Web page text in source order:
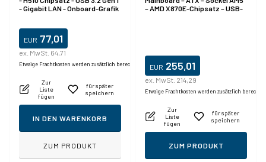
- Gigabit LAN - Onboard-Grafik
EUR 77,01
ex. MwSt. 64,71
Etwaige Frachtkosten werden zusätzlich berechnet.
Zur
Liste
fügen
für später
speichern
IN DEN WARENKORB
ZUM PRODUKT
– AMD X870E-Chipsatz – USB-
Kanäle)
EUR 255,01
ex. MwSt. 214,29
Etwaige Frachtkosten werden zusätzlich
Zur
Liste
fügen
für später
speichern
ZUM PRODUKT